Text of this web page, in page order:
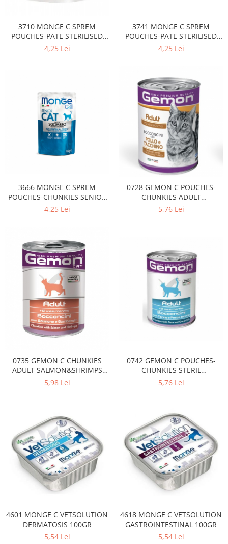
3710 MONGE C SPREM
POUCHES-PATE STERILISED
CHICKEN 85GR
4,25 Lei
3741 MONGE C SPREM
POUCHES-PATE STERILISED
BEEF 85GR
4,25 Lei
3666 MONGE C SPREM
POUCHES-CHUNKIES SENIOR
MACKERELL 85GR
4,25 Lei
0728 GEMON C POUCHES-
CHUNKIES ADULT
CHICKEN&TURKEY 415GR
5,76 Lei
0735 GEMON C CHUNKIES
ADULT SALMON&SHRIMPS
415GR
5,98 Lei
0742 GEMON C POUCHES-
CHUNKIES STERIL
TUNA&OCEAN FISH 415GR
5,76 Lei
4601 MONGE C VETSOLUTION
DERMATOSIS 100GR
5,54 Lei
4618 MONGE C VETSOLUTION
GASTROINTESTINAL 100GR
5,54 Lei